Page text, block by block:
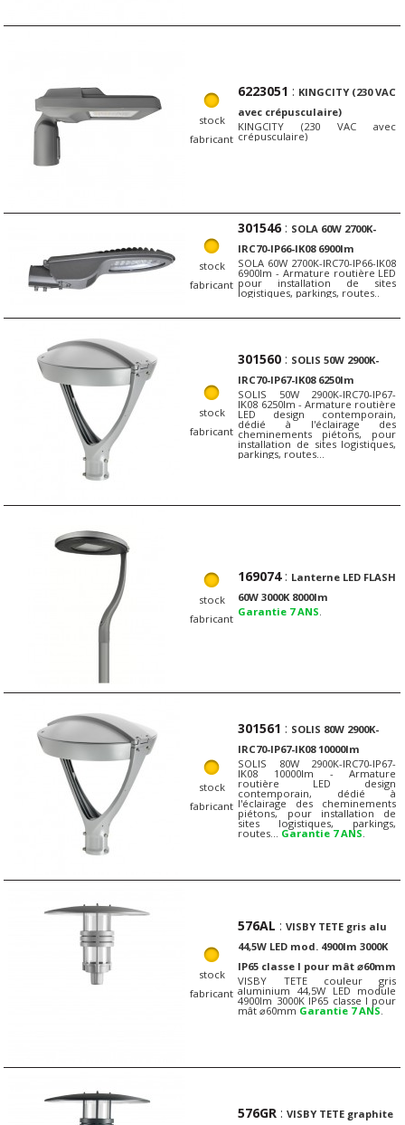
stock
fabricant
6223051 : KINGCITY (230 VAC
avec crépusculaire)
KINGCITY (230 VAC avec
crépusculaire)
stock
fabricant
301546 : SOLA 60W 2700K-
IRC70-IP66-IK08 6900lm
SOLA 60W 2700K-IRC70-IP66-IK08
6900lm - Armature routière LED
pour installation de sites
logistiques, parkings, routes..
stock
fabricant
301560 : SOLIS 50W 2900K-
IRC70-IP67-IK08 6250lm
SOLIS 50W 2900K-IRC70-IP67-
IK08 6250lm - Armature routière
LED design contemporain,
dédié à l'éclairage des
cheminements piétons, pour
installation de sites logistiques,
parkings, routes…
stock
fabricant
169074: Lanterne LED FLASH
60W 3000K 8000lm
Garantie 7 ANS
stock
fabricant
301561 : SOLIS 80W 2900K-
IRC70-IP67-IK08 10000lm
SOLIS 80W 2900K-IRC70-IP67-
IK08 10000lm - Armature
routière LED design
contemporain, dédié à
l'éclairage des cheminements
piétons, pour installation de
sites logistiques, parkings,
routes… Garantie 7 ANS
stock
fabricant
576AL :VISBY TETE gris alu
44,5W LED mod. 4900lm 3000K
IP65 classe I pour mât ⌀60mm
VISBY TETE couleur gris
aluminium 44,5W LED module
4900lm 3000K IP65 classe I pour
mât ⌀60mm Garantie 7 ANS
576GR :VISBY TETE graphite